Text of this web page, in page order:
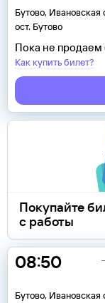
Бутово, Ивановская
ост. Бутово
Пока не продаем
Как купить билет?
Покупайте
с работы
08:50
Бутово, Ивановская